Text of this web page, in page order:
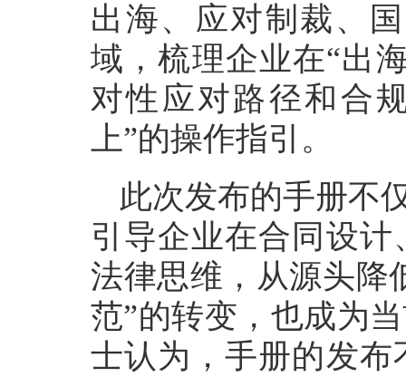
出海、应对制裁、
域，梳理企业在“出
对性应对路径和合
上”的操作指引。
此次发布的手册不
引导企业在合同设
法律思维，从源头降
范”的转变，也成为
士认为，手册的发